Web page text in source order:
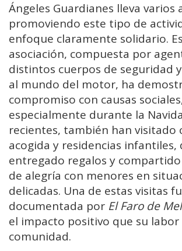
Ángeles Guardianes lleva varios
promoviendo este tipo de
enfoque claramente solidario.
asociación, compuesta por
distintos cuerpos de seguridad
al mundo del motor, ha
compromiso con causas
especialmente durante la
recientes, también han visitado
acogida y residencias infantiles,
entregado regalos y
de alegría con menores en
delicadas. Una de estas visitas
documentada por El Faro de
el impacto positivo que su labor
comunidad.